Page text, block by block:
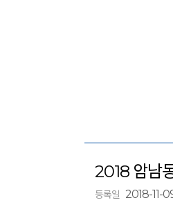
2018 암남
등록일 2018-11-